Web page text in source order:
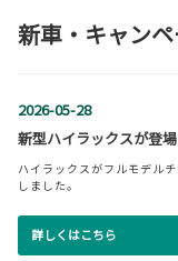
新車・キャン
2026-05-28
新型ハイラックスが登場
ハイラックスがフルモデル
しました。
詳しくはこちら